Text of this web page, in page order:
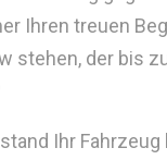
Ihren treuen
stehen, der bis
Ihr Fahrzeug